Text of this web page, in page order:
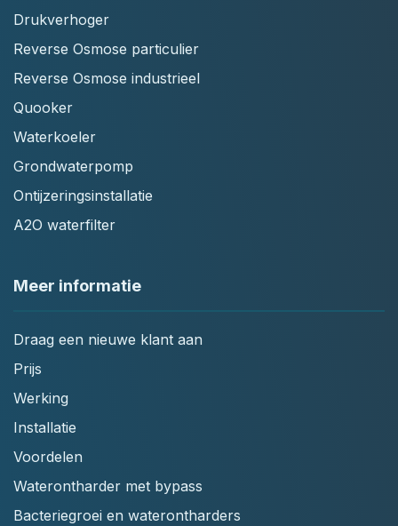
Drukverhoger
Reverse Osmose particulier
Reverse Osmose industrieel
Quooker
Waterkoeler
Grondwaterpomp
Ontijzeringsinstallatie
A2O waterfilter
Meer informatie
Draag een nieuwe klant aan
Prijs
Werking
Installatie
Voordelen
Waterontharder met bypass
Bacteriegroei en waterontharders